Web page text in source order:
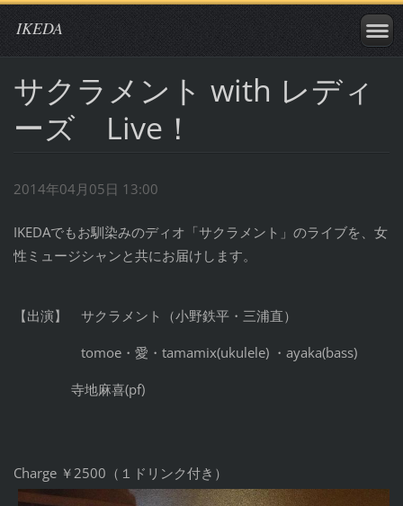
IKEDA
サクラメント with レディ
ーズ Live！
2014年04月05日 13:00
IKEDAでもお馴染みのディオ「サクラメント」のライブを、女
性ミュージシャンと共にお届けします。
【出演】 サクラメント（小野鉄平・三浦直）
tomoe・愛・tamamix(ukulele) ・ayaka(bass)
寺地麻喜(pf)
Charge ￥2500（１ドリンク付き）